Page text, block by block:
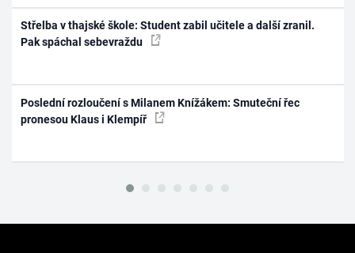
Střelba v thajské škole: Student zabil učitele a další zranil.
Pak spáchal sebevraždu
Poslední rozloučení s Milanem Knížákem: Smuteční řec
pronesou Klaus i Klempíř